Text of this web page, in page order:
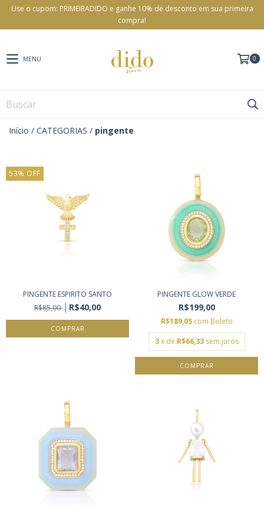
Use o cupom: PRIMEIRADIDO e ganhe 10% de desconto em sua primeira
compra!
MENU 0
Início / CATEGORIAS / pingente
53% OFF
PINGENTE ESPIRITO SANTO
R$85,00
R$40,00
PINGENTE GLOW VERDE
R$199,00
R$189,05 com Boleto
3 x de R$66,33 sem juros